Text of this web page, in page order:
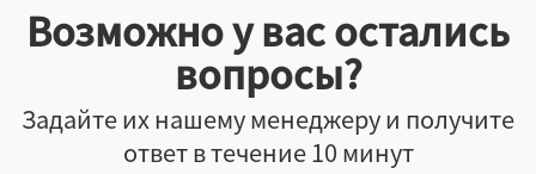
Возможно у вас остались
вопросы?
Задайте их нашему менеджеру и получите
ответ в течение 10 минут